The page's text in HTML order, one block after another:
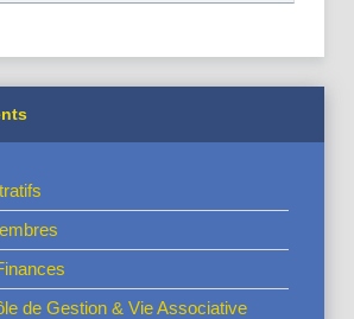
de Gestion & Vie Associative